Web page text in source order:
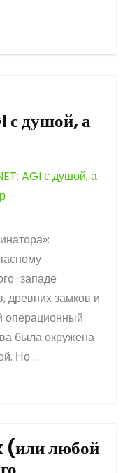
душой, а
западе
древних замков и
операционный
была окружена
Но ...
(или любой